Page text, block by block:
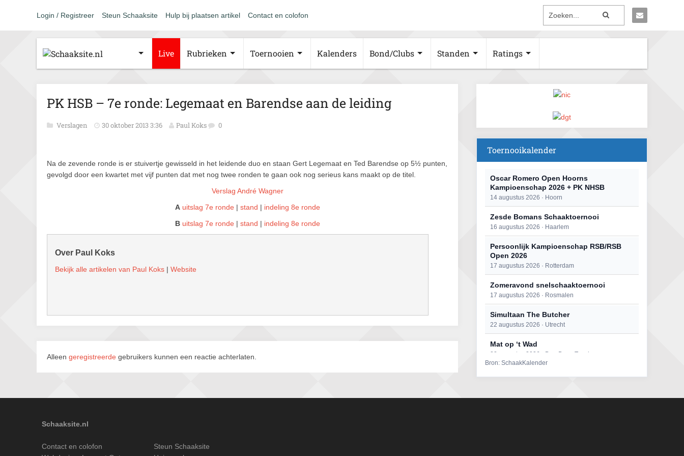
Login / Registreer Steun Schaaksite Hulp bij plaatsen artikel Contact en colofon
Live Rubrieken Toernooien Kalenders Bond/Clubs Standen Ratings
PK HSB – 7e ronde: Legemaat en Barendse aan de leiding
Verslagen 30 oktober 2013 3:36 Paul Koks 0
Na de zevende ronde is er stuivertje gewisseld in het leidende duo en staan Gert Legemaat en Ted Barendse op 5½ punten,
gevolgd door een kwartet met vijf punten dat met nog twee ronden te gaan ook nog serieus kans maakt op de titel.
Verslag André Wagner
A uitslag 7e ronde| stand | indeling 8e ronde
B uitslag 7e ronde| stand | indeling 8e ronde
Over Paul Koks
Bekijk alle artikelen van Paul Koks | Website
Alleen geregistreerde gebruikers kunnen een reactie achterlaten.
Toernooikalender
Oscar Romero Open Hoorns
Kampioenschap 2026 + PK NHSB
14 augustus 2026 · Hoorn
Zesde Bomans Schaaktoernooi
16 augustus 2026 · Haarlem
Persoonlijk Kampioenschap RSB/RSB
Open 2026
17 augustus 2026 · Rotterdam
Zomeravond snelschaaktoernooi
17 augustus 2026 · Rosmalen
Simultaan The Butcher
22 augustus 2026 · Utrecht
Mat op ‘t Wad
22 augustus 2026 · Den Burg, Texel
Bron: SchaakKalender
Schaaksite.nl
Contact en colofon
Steun Schaaksite